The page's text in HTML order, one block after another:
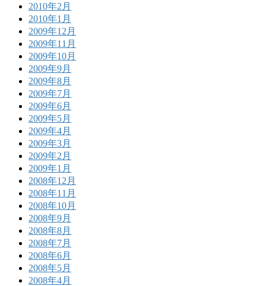
2010年2月
2010年1月
2009年12月
2009年11月
2009年10月
2009年9月
2009年8月
2009年7月
2009年6月
2009年5月
2009年4月
2009年3月
2009年2月
2009年1月
2008年12月
2008年11月
2008年10月
2008年9月
2008年8月
2008年7月
2008年6月
2008年5月
2008年4月